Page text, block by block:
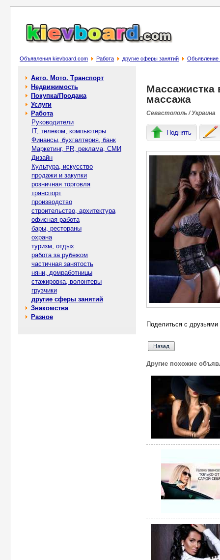
Объявления kievboard.com Работа другие сферы занятий Объявление
Авто. Мото. Транспорт
Недвижимость
Покупка/Продажа
Услуги
Работа
Руководители
IT, телеком, компьютеры
Финансы, бухгалтерия, банк
Маркетинг, PR, реклама, СМИ
Дизайн
Культура, искусство
продажи и закупки
розничная торговля
транспорт
производство
строительство, архитектура
офисная работа
бары, рестораны
охрана
туризм, отдых
работа за рубежом
частичная занятость
няни, домработницы
стажировка, волонтеры
грузчики
другие сферы занятий
Знакомства
Разное
Массажистка
массажа
Севастополь / Украина
Поднять
Поделиться с
Другие похожие